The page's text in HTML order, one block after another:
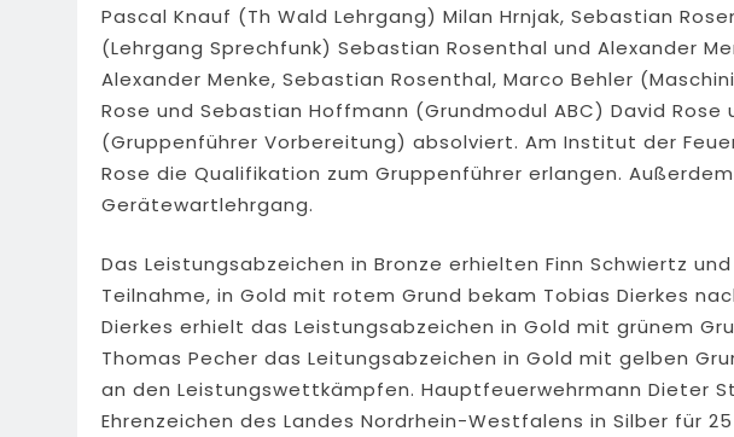
Pascal Knauf (Th Wald Lehrgang) Milan Hrnjak, Sebastian
(Lehrgang Sprechfunk) Sebastian Rosenthal und Alexander
Alexander Menke, Sebastian Rosenthal, Marco Behler
Rose und Sebastian Hoffmann (Grundmodul ABC) David
(Gruppenführer Vorbereitung) absolviert. Am Institut der
Rose die Qualifikation zum Gruppenführer erlangen.
Gerätewartlehrgang.
Das Leistungsabzeichen in Bronze erhielten Finn Schwiertz
Teilnahme, in Gold mit rotem Grund bekam Tobias Dierkes
Dierkes erhielt das Leistungsabzeichen in Gold mit grünem
Thomas Pecher das Leitungsabzeichen in Gold mit gelben
an den Leistungswettkämpfen. Hauptfeuerwehrmann Dieter
Ehrenzeichen des Landes Nordrhein-Westfalens in Silber für